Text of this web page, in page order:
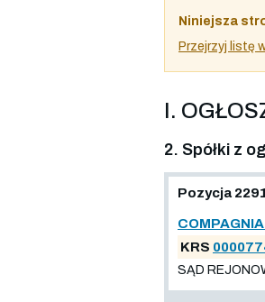
Niniejsza
Przejrzyj listę
I.
2. Spółki z
Pozycja
KRS
SĄD